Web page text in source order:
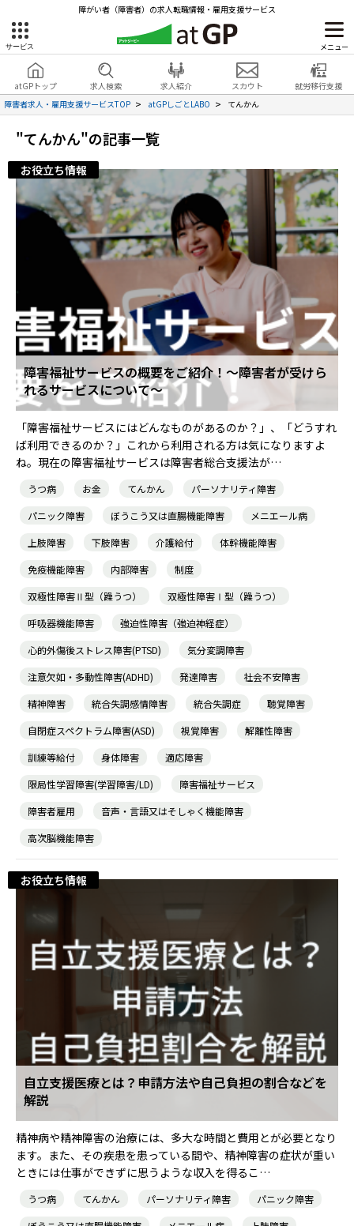
障がい者（障害者）の求人転職情報・雇用支援サービス
サービス メニュー
atGPトップ 求人検索 求人紹介 スカウト
就労移行支援
障害者求人・雇用支援サービスTOP
atGPしごとLABO てんかん
"てんかん"の記事一覧
お役立ち情報
障害福祉サービスの概要をご紹介！～障害者が受けら
れるサービスについて～
「障害福祉サービスにはどんなものがあるのか？」、「どうすれ
ば利用できるのか？」これから利用される方は気になりますよ
ね。現在の障害福祉サービスは障害者総合支援法が…
うつ病 お金 てんかん
パーソナリティ障害
パニック障害
ぼうこう又は直腸機能障害
メニエール病
上肢障害
下肢障害 介護給付
体幹機能障害
免疫機能障害
内部障害
制度
双極性障害Ⅱ型（躁うつ）
双極性障害Ⅰ型（躁うつ）
呼吸器機能障害
強迫性障害（強迫神経症）
心的外傷後ストレス障害(PTSD)
気分変調障害
注意欠如・多動性障害(ADHD)
発達障害
社会不安障害
精神障害
統合失調感情障害 統合失調症
聴覚障害
自閉症スペクトラム障害(ASD)
視覚障害
解離性障害
訓練等給付
身体障害
適応障害
限局性学習障害(学習障害/LD)
障害福祉サービス
障害者雇用
音声・言語又はそしゃく機能障害
高次脳機能障害
お役立ち情報
自立支援医療とは？申請方法や自己負担の割合などを
解説
精神病や精神障害の治療には、多大な時間と費用とが必要となり
ます。また、その疾患を患っている間や、精神障害の症状が重い
ときには仕事ができずに思うような収入を得るこ…
うつ病 てんかん パーソナリティ障害
パニック障害
障害者雇用のアットジーピー
サービスラインナップ
就転職支援サービス
障害者専門の就転職支援サービス
障害者アスリート専門の就転職支援サービス
ハイスキルな障害者の転職支援サービス
障害のある新卒学生専門の就職エージェントサービス
障害者専門の求人検索・スカウトサービス
就労移行支援サービス
障害別専門支援の就労移行支援サービス
IT・Web制作スキルを身につける就労移行支援サービス
ご利用ガイド
メニューを閉じる
会員登録 無料
就労移行支援
見学・お問い合わせ 無料
atGPトップ
各種サービス
求人を検索する
求人を紹介してもらう
スカウトを受ける
就労支援サービス
就職・転職ノウハウ
お問い合わせ・よくある質問
お問い合わせ
よくある質問
メニューを閉じる